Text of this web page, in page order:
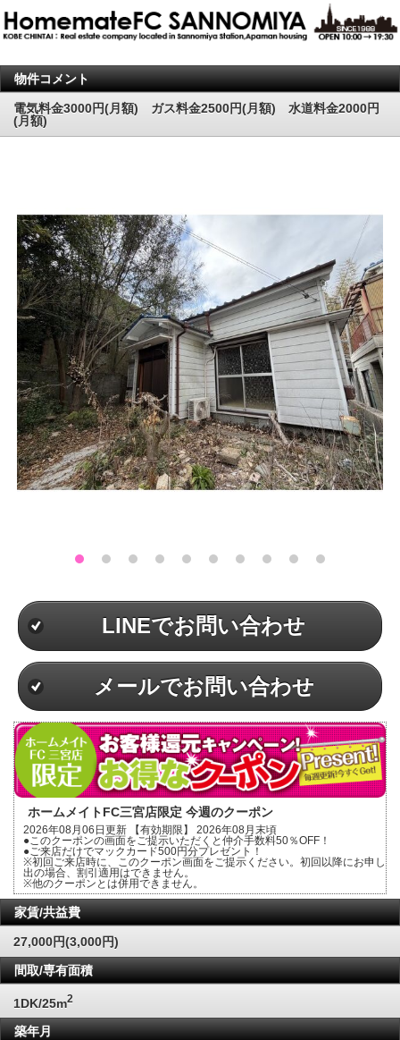
物件コメント
電気料金3000円(月額) ガス料金2500円(月額) 水道料金2000円
(月額)
LINEでお問い合わせ
メールでお問い合わせ
ホームメイトFC三宮店限定 今週のクーポン
2026年08月06日更新 【有効期限】 2026年08月末頃
●このクーポンの画面をご提示いただくと仲介手数料50％OFF！
●ご来店だけでマックカード500円分プレゼント！
※初回ご来店時に、このクーポン画面をご提示ください。初回以降にお申し
出の場合、割引適用はできません。
※他のクーポンとは併用できません。
家賃/共益費
27,000円(3,000円)
間取/専有面積
1DK/25m2
築年月